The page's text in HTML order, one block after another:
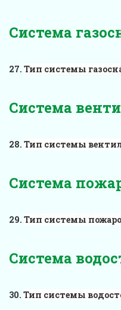
Система
Тип системы
Система
Тип системы
Система
Тип системы
Система
Тип системы